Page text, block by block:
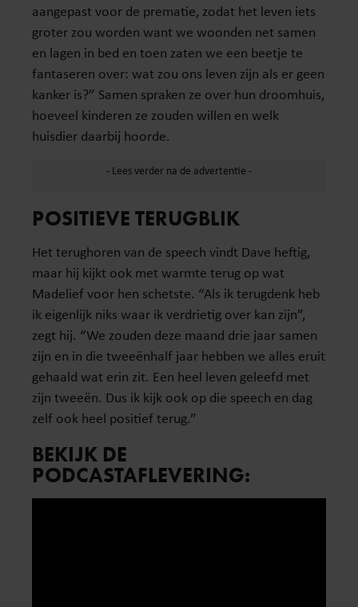
aangepast voor de prematie, zodat het leven iets
groter zou worden want we woonden net samen
en lagen in bed en toen zaten we een beetje te
fantaseren over: wat zou ons leven zijn als er geen
kanker is?” Samen spraken ze over hun droomhuis,
hoeveel kinderen ze zouden willen en welk
huisdier daarbij hoorde.
POSITIEVE TERUGBLIK
Het terughoren van de speech vindt Dave heftig,
maar hij kijkt ook met warmte terug op wat
Madelief voor hen schetste. “Als ik terugdenk heb
ik eigenlijk niks waar ik verdrietig over kan zijn”,
zegt hij. “We zouden deze maand drie jaar samen
zijn en in die tweeënhalf jaar hebben we alles eruit
gehaald wat erin zit. Een heel leven geleefd met
zijn tweeën. Dus ik kijk ook op die speech en dag
zelf ook heel positief terug.”
BEKIJK DE
PODCASTAFLEVERING: